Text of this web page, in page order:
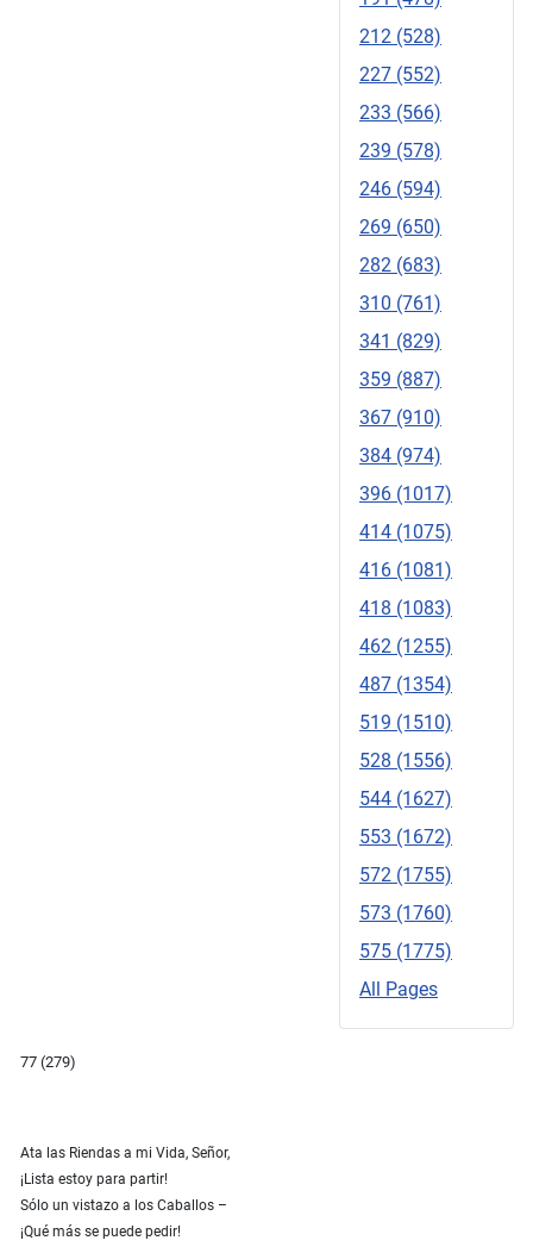
212 (528)
227 (552)
233 (566)
239 (578)
246 (594)
269 (650)
282 (683)
310 (761)
341 (829)
359 (887)
367 (910)
384 (974)
396 (1017)
414 (1075)
416 (1081)
418 (1083)
462 (1255)
487 (1354)
519 (1510)
528 (1556)
544 (1627)
553 (1672)
572 (1755)
573 (1760)
575 (1775)
All Pages
77 (279)
Ata las Riendas a mi Vida, Señor,
¡Lista estoy para partir!
Sólo un vistazo a los Caballos –
¡Qué más se puede pedir!